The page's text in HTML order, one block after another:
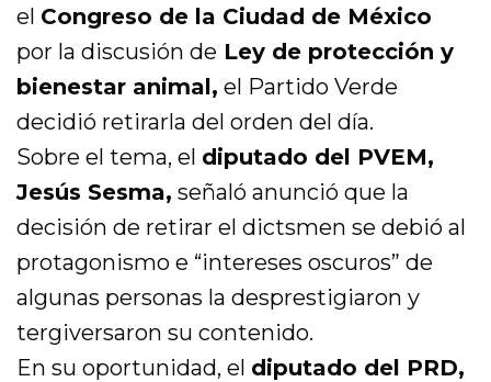
el Congreso de la Ciudad de México
por la discusión de Ley de protección y
bienestar animal, el Partido Verde
decidió retirarla del orden del día.
Sobre el tema, el diputado del PVEM,
Jesús Sesma, señaló anunció que la
decisión de retirar el dictsmen se debió al
protagonismo e “intereses oscuros” de
algunas personas la desprestigiaron y
tergiversaron su contenido.
En su oportunidad, el diputado del PRD,